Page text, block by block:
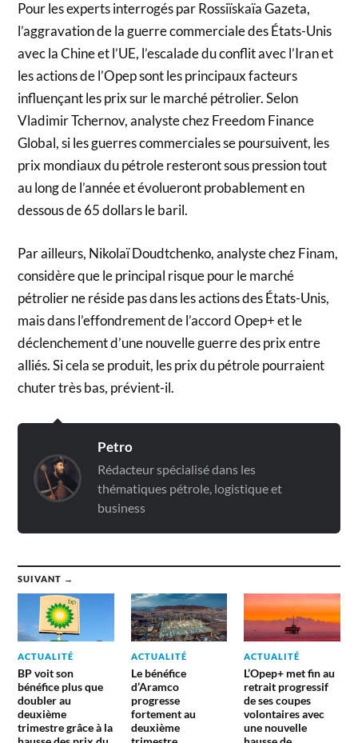
Pour les experts interrogés par Rossiïskaïa Gazeta,
l’aggravation de la guerre commerciale des États-Unis
avec la Chine et l’UE, l’escalade du conflit avec l’Iran et
les actions de l’Opep sont les principaux facteurs
influençant les prix sur le marché pétrolier. Selon
Vladimir Tchernov, analyste chez Freedom Finance
Global, si les guerres commerciales se poursuivent, les
prix mondiaux du pétrole resteront sous pression tout
au long de l’année et évolueront probablement en
dessous de 65 dollars le baril.
Par ailleurs, Nikolaï Doudtchenko, analyste chez Finam,
considère que le principal risque pour le marché
pétrolier ne réside pas dans les actions des États-Unis,
mais dans l’effondrement de l’accord Opep+ et le
déclenchement d’une nouvelle guerre des prix entre
alliés. Si cela se produit, les prix du pétrole pourraient
chuter très bas, prévient-il.
Petro
Rédacteur spécialisé dans les
thématiques pétrole, logistique et
business
SUIVANT →
ACTUALITÉ
BP voit son
bénéfice plus que
doubler au
deuxième
trimestre grâce à la
ACTUALITÉ
Le bénéfice
d’Aramco
progresse
fortement au
deuxième
ACTUALITÉ
L’Opep+ met fin au
retrait progressif
de ses coupes
volontaires avec
une nouvelle